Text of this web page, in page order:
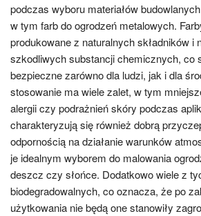
podczas wyboru materiałów
w tym farb do ogrodzeń metalowych.
produkowane z naturalnych składników i
szkodliwych substancji chemicznych, co
bezpieczne zarówno dla ludzi, jak i dla
stosowanie ma wiele zalet, w tym
alergii czy podrażnień skóry podczas
charakteryzują się również dobrą
odpornością na działanie warunków
je idealnym wyborem do malowania
deszcz czy słońce. Dodatkowo wiele z
biodegradowalnych, co oznacza, że po
użytkowania nie będą one stanowiły